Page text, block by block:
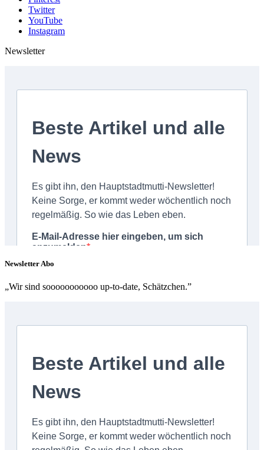
Twitter
YouTube
Instagram
Newsletter
Newsletter Abo
„Wir sind sooooooooooo up-to-date, Schätzchen.”